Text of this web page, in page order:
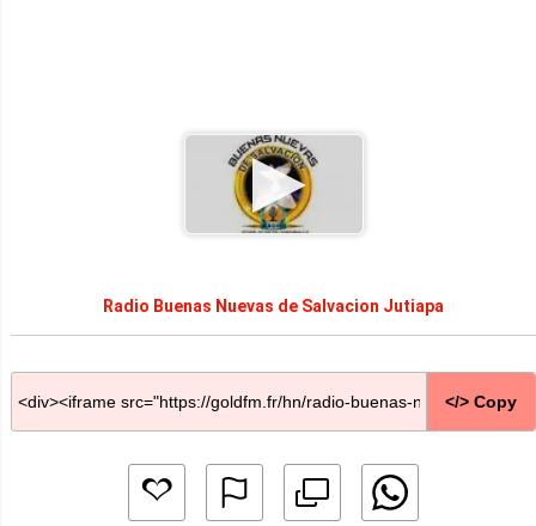
Radio Buenas Nuevas de Salvacion Jutiapa
</> Copy